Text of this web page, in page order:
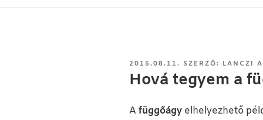
BEKÜLDVE:
2015.08.11. SZERZŐ: LÁNCZI
Hová tegyem a
A függőágy elhelyezhető